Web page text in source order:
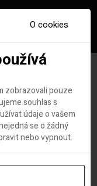
v PC hrách
která
hrách
O cookies
zobrazovali pouze
souhlas s
údaje o vašem
se o žádný
nebo vypnout.